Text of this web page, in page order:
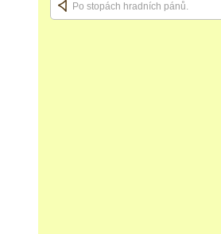
Po stopách hradních pánů.